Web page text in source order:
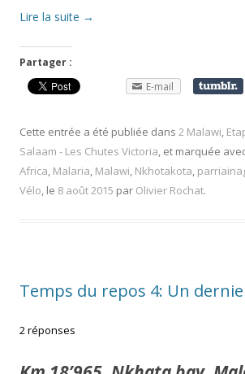
Lire la suite →
Partager :
E-mail
Cette entrée a été publiée dans 2 Malawi,
Salaam - Les Chutes Victoria, et marquée
Africa, Malaria, Malawi, Nkhotakota,
Vélo, le 8 août 2015 par Olivier Rochat.
Temps du repos 4: Un
2 réponses